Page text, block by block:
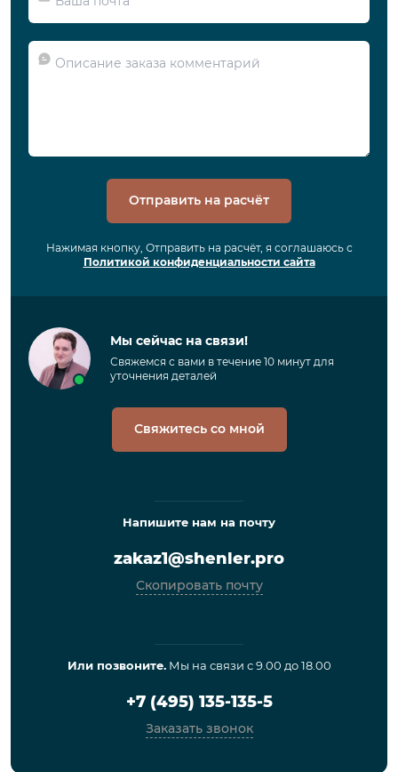
Отправить на расчёт
Нажимая кнопку, Отправить на расчёт, я соглашаюсь с
Политикой конфиденциальности сайта
Мы сейчас на связи!
Свяжемся с вами в течение 10 минут для
уточнения деталей
Свяжитесь со мной
Напишите нам на почту
zakaz1@shenler.pro
Скопировать почту
Или позвоните.Мы на связи с 9.00 до 18.00
+7 (495) 135-135-5
Заказать звонок